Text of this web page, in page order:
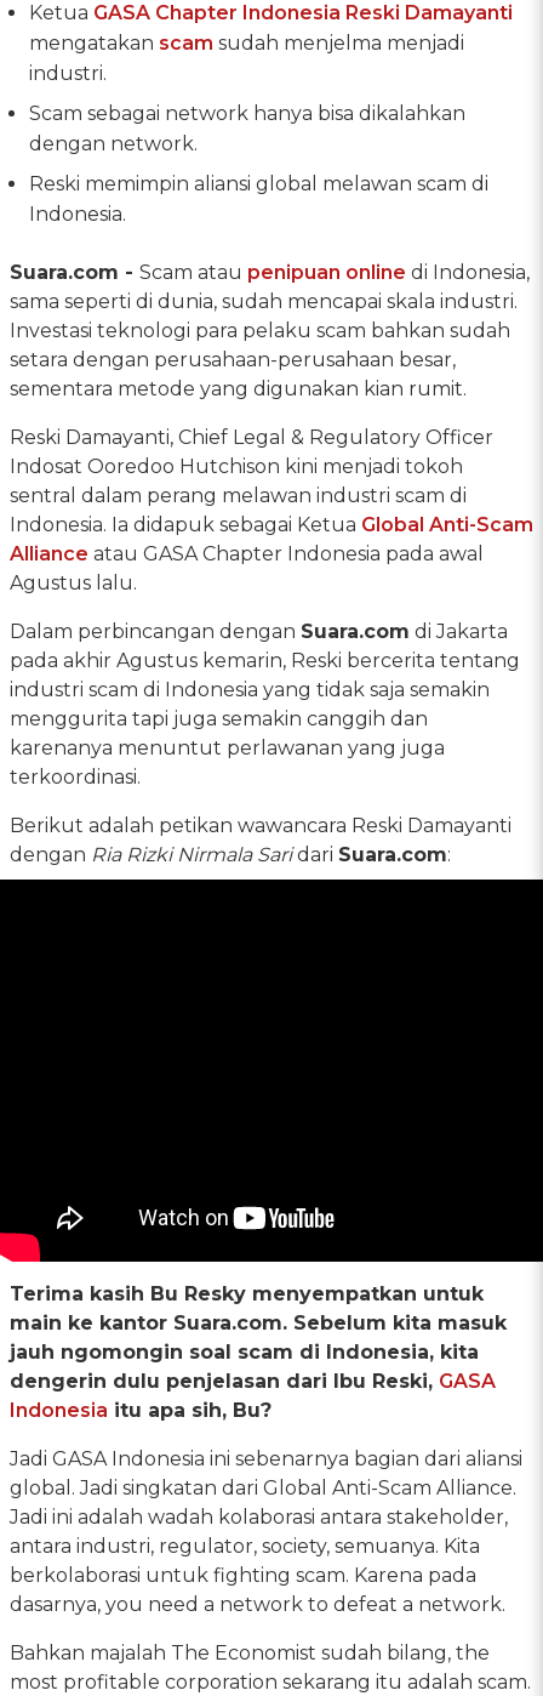
Ketua GASA Chapter Indonesia Reski Damayanti
mengatakan scam sudah menjelma menjadi
industri.
Scam sebagai network hanya bisa dikalahkan
dengan network.
Reski memimpin aliansi global melawan scam di
Indonesia.
Suara.com - Scam atau penipuan online di Indonesia,
sama seperti di dunia, sudah mencapai skala industri.
Investasi teknologi para pelaku scam bahkan sudah
setara dengan perusahaan-perusahaan besar,
sementara metode yang digunakan kian rumit.
Reski Damayanti, Chief Legal & Regulatory Officer
Indosat Ooredoo Hutchison kini menjadi tokoh
sentral dalam perang melawan industri scam di
Indonesia. Ia didapuk sebagai Ketua Global Anti-Scam
Alliance atau GASA Chapter Indonesia pada awal
Agustus lalu.
Dalam perbincangan dengan Suara.com di Jakarta
pada akhir Agustus kemarin, Reski bercerita tentang
industri scam di Indonesia yang tidak saja semakin
menggurita tapi juga semakin canggih dan
karenanya menuntut perlawanan yang juga
terkoordinasi.
Berikut adalah petikan wawancara Reski Damayanti
dengan Ria Rizki Nirmala Saridari Suara.com:
Terima kasih Bu Resky menyempatkan untuk
main ke kantor Suara.com. Sebelum kita masuk
jauh ngomongin soal scam di Indonesia, kita
dengerin dulu penjelasan dari Ibu Reski, GASA
Indonesia itu apa sih, Bu?
Jadi GASA Indonesia ini sebenarnya bagian dari aliansi
global. Jadi singkatan dari Global Anti-Scam Alliance.
Jadi ini adalah wadah kolaborasi antara stakeholder,
antara industri, regulator, society, semuanya. Kita
berkolaborasi untuk fighting scam. Karena pada
dasarnya, you need a network to defeat a network.
Bahkan majalah The Economist sudah bilang, the
most profitable corporation sekarang itu adalah scam.